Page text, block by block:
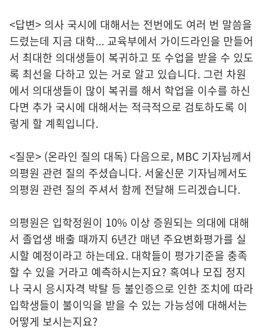
<답변> 의사 국시에 대해서는 전번에도 여러 번 말씀을
드렸는데 지금 대학... 교육부에서 가이드라인을 만들어
서 최대한 의대생들이 복귀하고 또 수업을 받을 수 있도
록 최선을 다하고 있는 거로 알고 있습니다. 그런 차원
에서 의대생들이 많이 복귀를 해서 학업을 이수를 하신
다면 추가 국시에 대해서는 적극적으로 검토하도록 이
렇게 할 계획입니다.
<질문> (온라인 질의 대독) 다음으로, MBC 기자님께서
의평원 관련 질의 주셨습니다. 서울신문 기자님께서도
의평원 관련 질의 주셔서 함께 전달해 드리겠습니다.
의평원은 입학정원이 10% 이상 증원되는 의대에 대해
서 졸업생 배출 때까지 6년간 매년 주요변화평가를 실
시할 예정이라고 하는데요. 대학들이 평가기준을 충족
할 수 있을 거라고 예측하시는지요? 혹여나 모집 정지
나 국시 응시자격 박탈 등 불인증으로 인한 조치에 따라
입학생들이 불이익을 받을 수 있는 가능성에 대해서는
어떻게 보시는지요?